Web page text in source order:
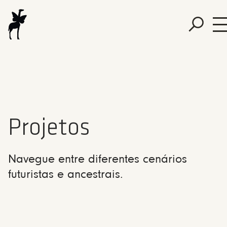
Projetos
Navegue entre diferentes cenários
futuristas e ancestrais.